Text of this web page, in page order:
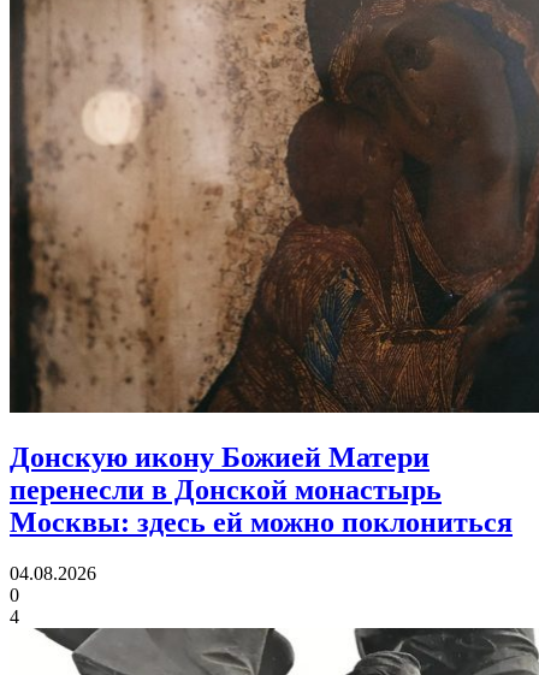
Донскую икону Божией Матери
перенесли в Донской монастырь
Москвы: здесь ей можно поклониться
04.08.2026
0
4